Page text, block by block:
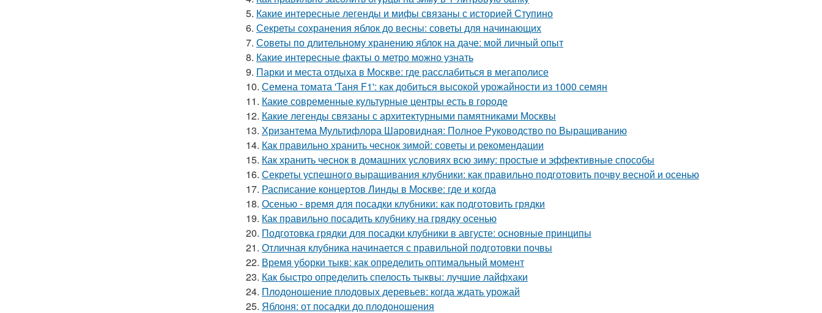
5. Какие интересные легенды и мифы связаны с историей Ступино
6. Секреты сохранения яблок до весны: советы для начинающих
7. Советы по длительному хранению яблок на даче: мой личный опыт
8. Какие интересные факты о метро можно узнать
9. Парки и места отдыха в Москве: где расслабиться в мегаполисе
10. Семена томата 'Таня F1': как добиться высокой урожайности из 1000 семян
11. Какие современные культурные центры есть в городе
12. Какие легенды связаны с архитектурными памятниками Москвы
13. Хризантема Мультифлора Шаровидная: Полное Руководство по Выращиванию
14. Как правильно хранить чеснок зимой: советы и рекомендации
15. Как хранить чеснок в домашних условиях всю зиму: простые и эффективные способы
16. Секреты успешного выращивания клубники: как правильно подготовить почву весной и осенью
17. Расписание концертов Линды в Москве: где и когда
18. Осенью - время для посадки клубники: как подготовить грядки
19. Как правильно посадить клубнику на грядку осенью
20. Подготовка грядки для посадки клубники в августе: основные принципы
21. Отличная клубника начинается с правильной подготовки почвы
22. Время уборки тыкв: как определить оптимальный момент
23. Как быстро определить спелость тыквы: лучшие лайфхаки
24. Плодоношение плодовых деревьев: когда ждать урожай
25. Яблоня: от посадки до плодоношения